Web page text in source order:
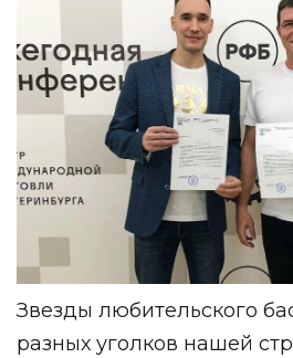
Звезды любительского
разных уголков нашей